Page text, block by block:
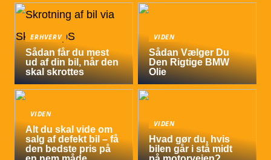
ERHVERV
Sådan får du mest
ud af din bil, når den
skal skrottes
VIDEN
Sådan Vælger Du
Den Rigtige BMW
Olie
VIDEN
Alt du skal vide om
salg af defekt bil – få
den bedste pris på
VIDEN
Hvad gør du, hvis
bilen går i stå midt